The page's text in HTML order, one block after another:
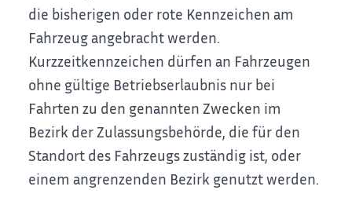
die bisherigen oder rote Kennzeichen am
Fahrzeug angebracht werden.
Kurzzeitkennzeichen dürfen an Fahrzeugen
ohne gültige Betriebserlaubnis nur bei
Fahrten zu den genannten Zwecken im
Bezirk der Zulassungsbehörde, die für den
Standort des Fahrzeugs zuständig ist, oder
einem angrenzenden Bezirk genutzt werden.